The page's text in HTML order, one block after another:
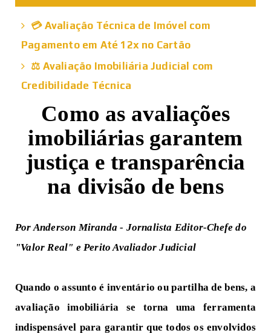
💳 Avaliação Técnica de Imóvel com
Pagamento em Até 12x no Cartão
⚖️ Avaliação Imobiliária Judicial com
Credibilidade Técnica
Como as avaliações
imobiliárias garantem
justiça e transparência
na divisão de bens
Por Anderson Miranda - Jornalista Editor-Chefe do
"Valor Real" e Perito Avaliador Judicial
Quando o assunto é inventário ou partilha de bens, a
avaliação imobiliária se torna uma ferramenta
indispensável para garantir que todos os envolvidos